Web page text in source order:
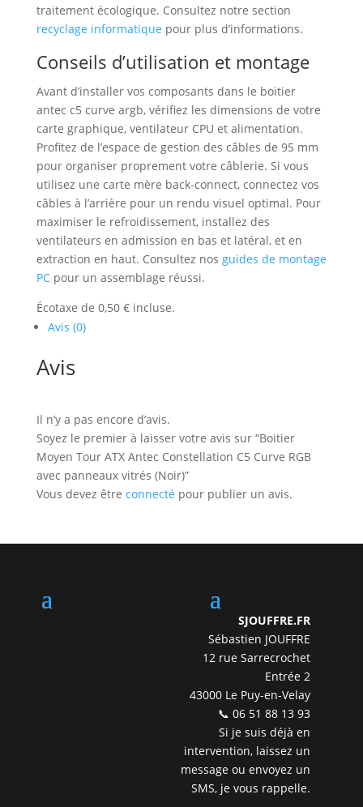
traitement écologique. Consultez notre section
recyclage informatique pour plus d’informations.
Conseils d’utilisation et montage
Avant d’installer vos composants dans le boitier
antec c5 curve argb, vérifiez les dimensions de votre
carte graphique, ventilateur CPU et alimentation.
Profitez de l’espace de gestion des câbles de 95 mm
pour organiser proprement votre câblerie. Si vous
utilisez une carte mère back-connect, connectez vos
câbles à l’arrière pour un rendu visuel optimal. Pour
maximiser le refroidissement, installez des
ventilateurs en admission en bas et latéral, et en
extraction en haut. Consultez nos guides de montage
PCpour un assemblage réussi.
Écotaxe de 0,50 € incluse.
Avis (0)
Avis
Il n’y a pas encore d’avis.
Soyez le premier à laisser votre avis sur “Boitier
Moyen Tour ATX Antec Constellation C5 Curve RGB
avec panneaux vitrés (Noir)”
Vous devez être connecté pour publier un avis.
SJOUFFRE.FR
Sébastien JOUFFRE
12 rue Sarrecrochet
Entrée 2
43000 Le Puy-en-Velay
📞 06 51 88 13 93
Si je suis déjà en
intervention, laissez un
message ou envoyez un
SMS, je vous rappelle.